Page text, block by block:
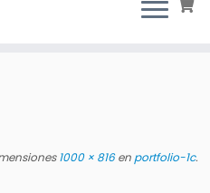
1000 × 816en portfolio-1c.